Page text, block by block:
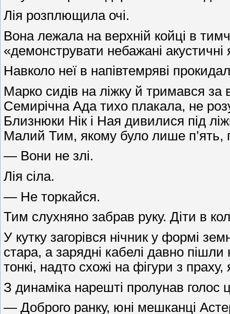
Лія розплющила очі.
Вона лежала на верхній койці в
«демонструвати небажані
Навколо неї в напівтемряві
Марко сидів на ліжку й тримався за
Семирічна Ада тихо плакала, не
Близнюки Нік і Ная дивилися під
Малий Тим, якому було лише п’ять,
— Вони не злі.
Лія сіла.
— Не торкайся.
Тим слухняно забрав руку. Діти в
У кутку загорівся нічник у формі
стара, а зарядні кабелі давно пішли
тонкі, надто схожі на фігури з
З динаміка нарешті пролунав голос
— Доброго ранку, юні мешканці